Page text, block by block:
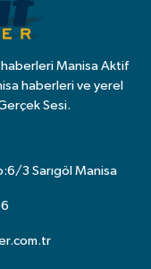
haberleri Manisa Aktif
haberleri ve yerel
Sesi.
3 Sarıgöl Manisa